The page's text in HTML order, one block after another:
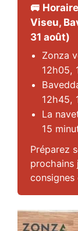
🚐
Viseu,
31 août)
Zonza
12h05,
12h45,
La
15
Préparez
prochains
consignes